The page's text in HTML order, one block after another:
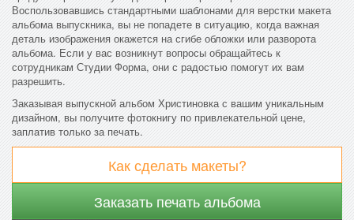
Воспользовавшись стандартными шаблонами для верстки макета
альбома выпускника, вы не попадете в ситуацию, когда важная
деталь изображения окажется на сгибе обложки или разворота
альбома. Если у вас возникнут вопросы обращайтесь к
сотрудникам Студии Форма, они с радостью помогут их вам
разрешить.
Заказывая выпускной альбом Христиновка с вашим уникальным
дизайном, вы получите фотокнигу по привлекательной цене,
заплатив только за печать.
Как сделать макеты?
Заказать печать альбома